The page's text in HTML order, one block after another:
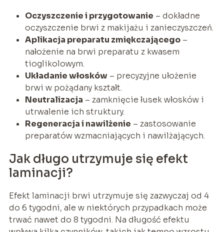
Oczyszczenie i przygotowanie – dokładne
oczyszczenie brwi z makijażu i zanieczyszczeń.
Aplikacja preparatu zmiękczającego–
nałożenie na brwi preparatu z kwasem
tioglikolowym.
Układanie włosków– precyzyjne ułożenie
brwi w pożądany kształt.
Neutralizacja – zamknięcie łusek włosków i
utrwalenie ich struktury.
Regeneracja i nawilżenie – zastosowanie
preparatów wzmacniających i nawilżających.
Jak długo utrzymuje się efekt
laminacji?
Efekt laminacji brwi utrzymuje się zazwyczaj od 4
do 6 tygodni, ale w niektórych przypadkach może
trwać nawet do 8 tygodni. Na długość efektu